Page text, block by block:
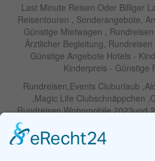
Last Minute Reisen Oder Billiger
Reisentouren , Sonderangebote,
Günstige Mietwagen ,
Ärztlicher Begleitung,
Günstige Angebote Hotels -
Kinderpreis - Günstige
Rundreisen,Events Cluburlaub
,Magic Life Clubschnäppchen
Rundreisen Wohnmobile 2023und
Weihnachtreisen 2022 und 2023 ,
Namibia, Wohnmobile , Billige